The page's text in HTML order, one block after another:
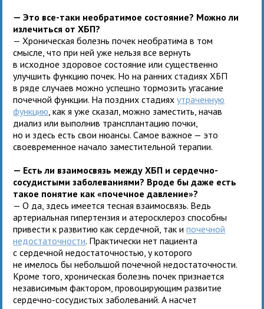
— Это все-таки необратимое состояние? Можно ли
излечиться от ХБП?
— Хроническая болезнь почек необратима в том
смысле, что при ней уже нельзя все вернуть
в исходное здоровое состояние или существенно
улучшить функцию почек. Но на ранних стадиях ХБП
в ряде случаев можно успешно тормозить угасание
почечной функции. На поздних стадияхутраченную
функцию , как я уже сказал, можно заместить, начав
диализ или выполнив трансплантацию почки,
но и здесь есть свои нюансы. Самое важное — это
своевременное начало заместительной терапии.
— Есть ли взаимосвязь между ХБП и сердечно-
сосудистыми заболеваниями? Вроде бы даже есть
такое понятие как «почечное давление»?
— О да, здесь имеется тесная взаимосвязь. Ведь
артериальная гипертензия и атеросклероз способны
привести к развитию как сердечной, так ипочечной
недостаточности. Практически нет пациента
с сердечной недостаточностью, у которого
не имелось бы небольшой почечной недостаточности.
Кроме того, хроническая болезнь почек признается
независимым фактором, провоцирующим развитие
сердечно-сосудистых заболеваний. А насчет